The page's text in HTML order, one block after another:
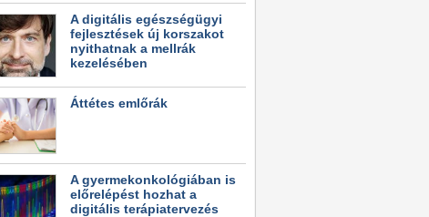
A digitális egészségügyi
fejlesztések új korszakot
nyithatnak a mellrák
kezelésében
Áttétes emlőrák
A gyermekonkológiában is
előrelépést hozhat a
digitális terápiatervezés